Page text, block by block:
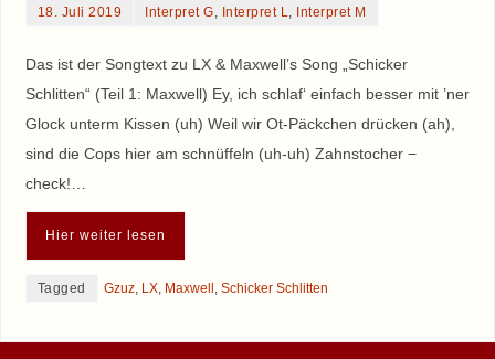
18. Juli 2019 Interpret G Interpret L Interpret M
Das ist der Songtext zu LX & Maxwell’s Song „Schicker
Schlitten“ (Teil 1: Maxwell) Ey, ich schlaf‘ einfach besser mit ’ner
Glock unterm Kissen (uh) Weil wir Ot-Päckchen drücken (ah),
sind die Cops hier am schnüffeln (uh-uh) Zahnstocher −
check!…
Hier weiter lesen
Tagged Gzuz, LX, Maxwell , Schicker Schlitten